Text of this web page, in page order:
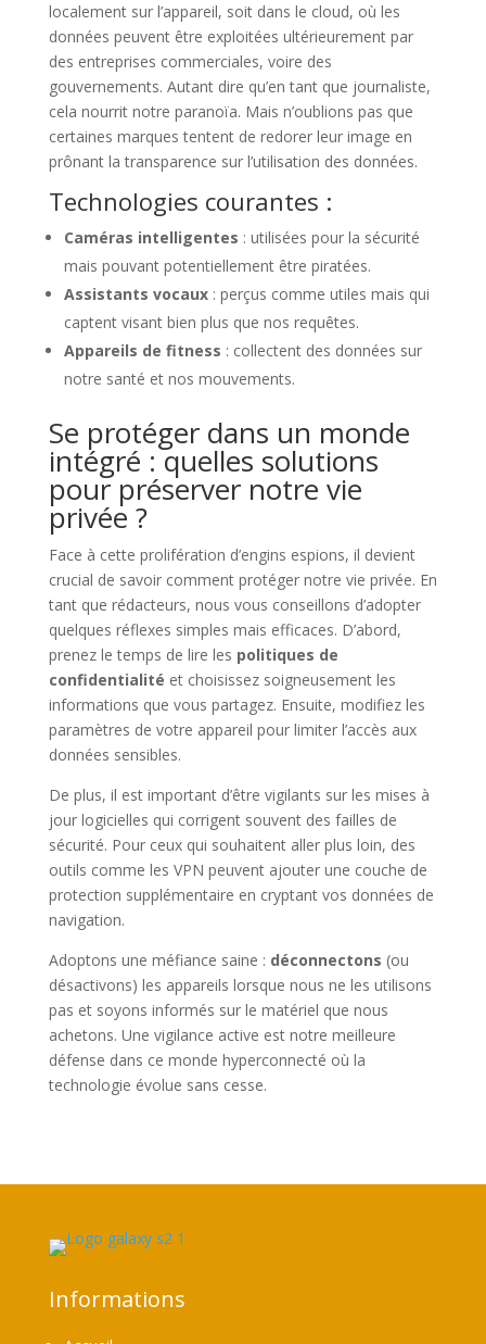
localement sur l’appareil, soit dans le cloud, où les
données peuvent être exploitées ultérieurement par
des entreprises commerciales, voire des
gouvernements. Autant dire qu’en tant que journaliste,
cela nourrit notre paranoïa. Mais n’oublions pas que
certaines marques tentent de redorer leur image en
prônant la transparence sur l’utilisation des données.
Technologies courantes :
Caméras intelligentes : utilisées pour la sécurité
mais pouvant potentiellement être piratées.
Assistants vocaux: perçus comme utiles mais qui
captent visant bien plus que nos requêtes.
Appareils de fitness : collectent des données sur
notre santé et nos mouvements.
Se protéger dans un monde
intégré : quelles solutions
pour préserver notre vie
privée ?
Face à cette prolifération d’engins espions, il devient
crucial de savoir comment protéger notre vie privée. En
tant que rédacteurs, nous vous conseillons d’adopter
quelques réflexes simples mais efficaces. D’abord,
prenez le temps de lire les politiques de
confidentialité et choisissez soigneusement les
informations que vous partagez. Ensuite, modifiez les
paramètres de votre appareil pour limiter l’accès aux
données sensibles.
De plus, il est important d’être vigilants sur les mises à
jour logicielles qui corrigent souvent des failles de
sécurité. Pour ceux qui souhaitent aller plus loin, des
outils comme les VPN peuvent ajouter une couche de
protection supplémentaire en cryptant vos données de
navigation.
Adoptons une méfiance saine : déconnectons (ou
désactivons) les appareils lorsque nous ne les utilisons
pas et soyons informés sur le matériel que nous
achetons. Une vigilance active est notre meilleure
défense dans ce monde hyperconnecté où la
technologie évolue sans cesse.
Informations